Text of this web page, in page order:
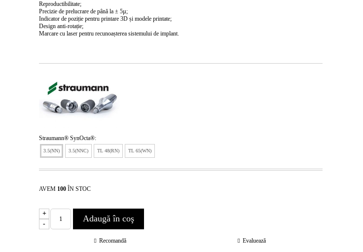
Reproductibilitate;
Precizie de prelucrare de până la ± 5µ;
Indicator de poziție pentru printare 3D și modele printate;
Design anti-rotație;
Marcare cu laser pentru recunoașterea sistemului de implant.
Straumann® SynOcta®:
3.5(NN) 3.5(NNC) TL 48(RN) TL 65(WN)
AVEM 100 ÎN STOC
+
-
Recomandă Evaluează